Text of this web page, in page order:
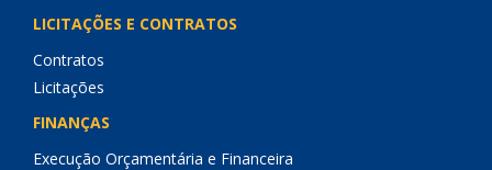
LICITAÇÕES E CONTRATOS
Contratos
Licitações
FINANÇAS
Execução Orçamentária e Financeira